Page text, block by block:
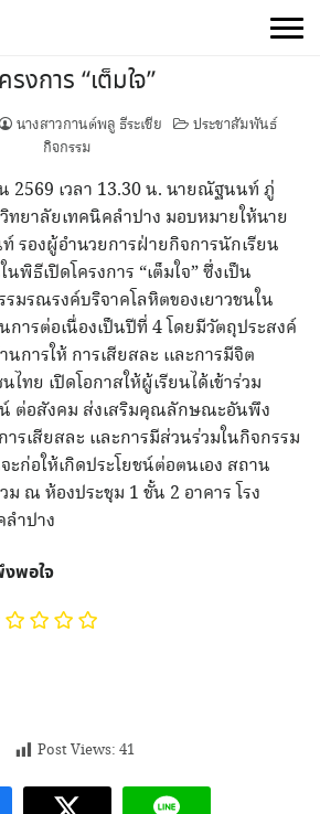
รงการ “เต็มใจ”
นางสาวกานต์พลู ธีระเชีย
ประชาสัมพันธ์
กิจกรรม
2569 เวลา 13.30 น. นายณัฐนนท์ ภู่
ทยาลัยเทคนิคลำปาง มอบหมายให้นาย
องผู้อำนวยการฝ่ายกิจการนักเรียน
พิธีเปิดโครงการ “เต็มใจ” ซึ่งเป็น
มรณรงค์บริจาคโลหิตของเยาวชนใน
ารต่อเนื่องเป็นปีที่ 4 โดยมีวัตถุประสงค์
การให้ การเสียสละ และการมีจิต
ไทย เปิดโอกาสให้ผู้เรียนได้เข้าร่วม
น์ ต่อสังคม ส่งเสริมคุณลักษณะอันพึง
รเสียสละ และการมีส่วนร่วมในกิจกรรม
ก่อให้เกิดประโยชน์ต่อตนเอง สถาน
ณ ห้องประชุม 1 ชั้น 2 อาคาร โรง
ำปาง
พอใจ
Post Views: 41